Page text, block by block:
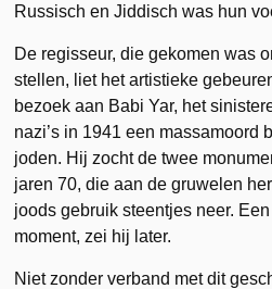
Russisch en Jiddisch was hun
De regisseur, die gekomen was
stellen, liet het artistieke
bezoek aan Babi Yar, het
nazi’s in 1941 een massamoord
joden. Hij zocht de twee
jaren 70, die aan de gruwelen
joods gebruik steentjes neer.
moment, zei hij later.
Niet zonder verband met dit